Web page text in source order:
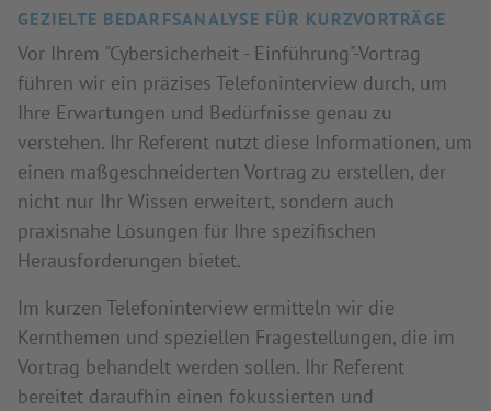
GEZIELTE BEDARFSANALYSE FÜR KURZVORTRÄGE
Vor Ihrem "Cybersicherheit - Einführung"-Vortrag
führen wir ein präzises Telefoninterview durch, um
Ihre Erwartungen und Bedürfnisse genau zu
verstehen. Ihr Referent nutzt diese Informationen, um
einen maßgeschneiderten Vortrag zu erstellen, der
nicht nur Ihr Wissen erweitert, sondern auch
praxisnahe Lösungen für Ihre spezifischen
Herausforderungen bietet.
Im kurzen Telefoninterview ermitteln wir die
Kernthemen und speziellen Fragestellungen, die im
Vortrag behandelt werden sollen. Ihr Referent
bereitet daraufhin einen fokussierten und